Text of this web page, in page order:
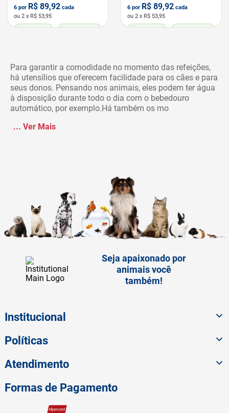
6 por R$ 89,92 cada
ou 2 x R$ 53,95
6 por R$ 89,92 cada
ou 2 x R$ 53,95
Para garantir a comodidade no momento das refeições,
há utensílios que oferecem facilidade para os cães e para
seus donos. Pensando nos animais, eles podem ter água
à disposição durante todo o dia com o bebedouro
automático, por exemplo.Há também os mo
... Ver Mais
Seja apaixonado por
animais você
também!
Institucional
Políticas
Atendimento
Formas de Pagamento